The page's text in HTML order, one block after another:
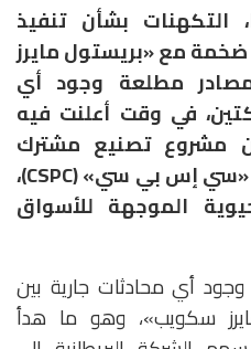
التكهنات بشأن تنفيذ
مع «بريستول مايرز
مطلعة وجود أي
في وقت أعلنت فيه
مشروع تصنيع مشترك
جديد في الصين مع شركة «سي إس بي سي» (CSPC)،
الموجهة للأسواق
وجود أي محادثات جارية بين
سكويب»، وهو ما هدأ